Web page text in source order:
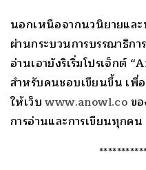
นอกเหนือจากนวนิยายและ
ผ่านกระบวนการบรรณาธิก
อ่านเอายังริเริ่มโปรเจ็กต์ “
สำหรับคนชอบเขียนขึ้น เพื่
ให้เว็บ www.anowl.co ข
การอ่านและการเขียนทุกคน